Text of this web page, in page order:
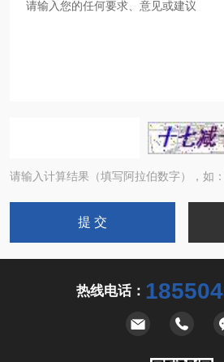
请输入计算结果（填写阿拉伯数字），如
热线电话：